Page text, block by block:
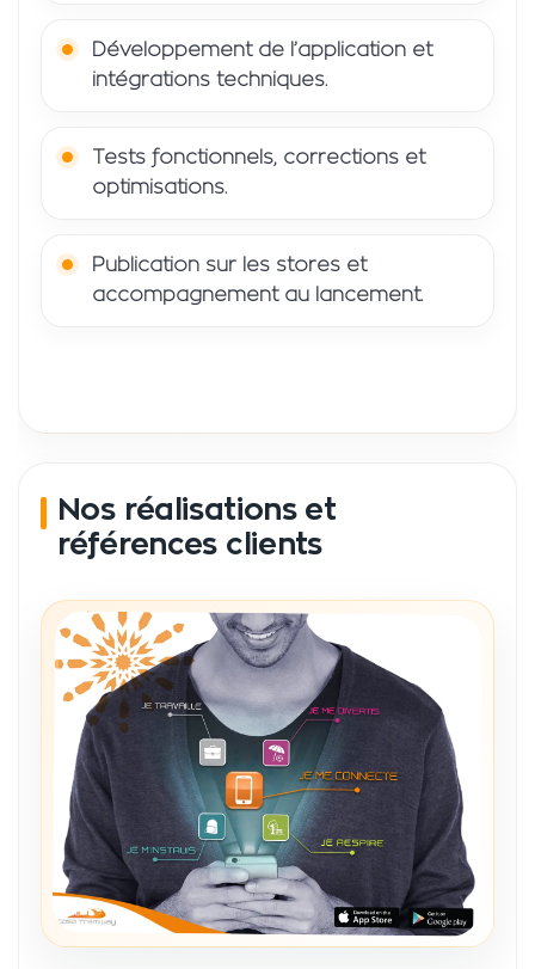
Développement de l’application et
intégrations techniques.
Tests fonctionnels, corrections et
optimisations.
Publication sur les stores et
accompagnement au lancement.
Nos réalisations et
références clients